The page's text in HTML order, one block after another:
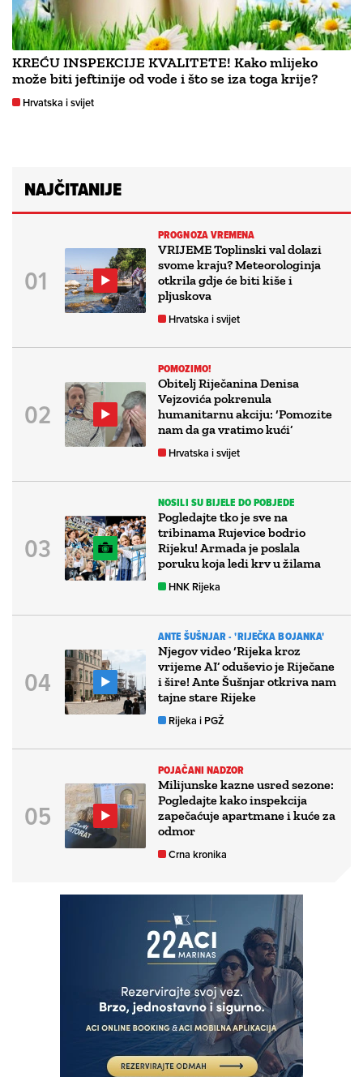
KREĆU INSPEKCIJE KVALITETE! Kako mlijeko
može biti jeftinije od vode i što se iza toga krije?
Hrvatska i svijet
NAJČITANIJE
PROGNOZA VREMENA
VRIJEME Toplinski val dolazi
svome kraju? Meteorologinja
otkrila gdje će biti kiše i
pljuskova
Hrvatska i svijet
POMOZIMO!
Obitelj Riječanina Denisa
Vejzovića pokrenula
humanitarnu akciju: ‘Pomozite
nam da ga vratimo kući’
Hrvatska i svijet
NOSILI SU BIJELE DO POBJEDE
Pogledajte tko je sve na
tribinama Rujevice bodrio
Rijeku! Armada je poslala
poruku koja ledi krv u žilama
HNK Rijeka
ANTE ŠUŠNJAR - 'RIJEČKA BOJANKA'
Njegov video ‘Rijeka kroz
vrijeme AI’ oduševio je Riječane
i šire! Ante Šušnjar otkriva nam
tajne stare Rijeke
Rijeka i PGŽ
POJAČANI NADZOR
Milijunske kazne usred sezone:
Pogledajte kako inspekcija
zapečaćuje apartmane i kuće za
odmor
Crna kronika